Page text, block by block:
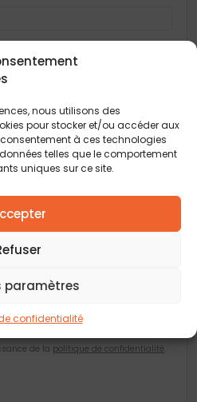
nous utilisons des
pour stocker et/ou accéder aux
à ces technologies
telles que le comportement
uniques sur ce site.
paramètres
confidentialité
Horizontale
partenaires
de la politique de confidentialité